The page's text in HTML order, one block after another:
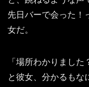
先日バーで会った！
女だ。
「場所わかりました
と彼女、分かるもな